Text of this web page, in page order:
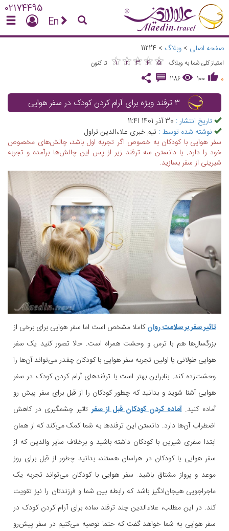
02174495
En
صفحه اصلی > وبلاگ >
11224
امتیاز کلی شما به وبلاگ ★
1 ★
2 ★
3 ★
4 ★
5
★★★★★
تا کنون
0
100
1186
۳ ترفند ویژه برای آرام کردن کودک در سفر هوایی
تاریخ انتشار : 30 آذر 1401 11:41
نوشته شده توسط : تیم خبری علاءالدین تراول
سفر هوایی با کودکان به خصوص اگر تجربه اول باشد، چالش‌های مخصوص
خود را دارد. با دانستن سه ترفند زیر از پس این چالش‌ها برآمده و تجربه
شیرینی از سفر بسازید.
تاثیر سفر بر سلامت روانکاملا مشخص است اما سفر هوایی برای برخی از
بزرگسال‌ها هم با ترس و وحشت همراه است. حالا تصور کنید یک سفر
هوایی طولانی یا اولین تجربه سفر هوایی با کودکان چقدر می‌تواند آن‌ها را
وحشت‌زده کند. بنابراین بهتر است با ترفندهای آرام کردن کودک در سفر
هوایی آشنا شوید و بدانید که چطور کودکان را از قبل برای سفر پیش رو
آماده کنید.آماده کردن کودکان قبل از سفرتاثیر چشمگیری در کاهش
اضطراب آن‌ها دارد. دانستن این ترفندها به شما کمک می‌کند که از همان
ابتدا سفری شیرین با کودکان داشته باشید و برخلاف سایر والدین که از
سفر هوایی با کودکان در هراسان هستند، بدانید چطور از قبل برای روز
موعد و پرواز مشتاق باشید. سفر هوایی با کودکان می‌تواند تجربه یک
ماجراجویی هیجان‌انگیز باشد که رابطه بین شما و فرزندتان را نیز تقویت
کند. در این مطلب، علاءالدین چند ترفند ساده برای آرام کردن کودک در
سفر هوایی به شما خواهد گفت که حتما توصیه می‌کنیم در سفر پیش‌رو